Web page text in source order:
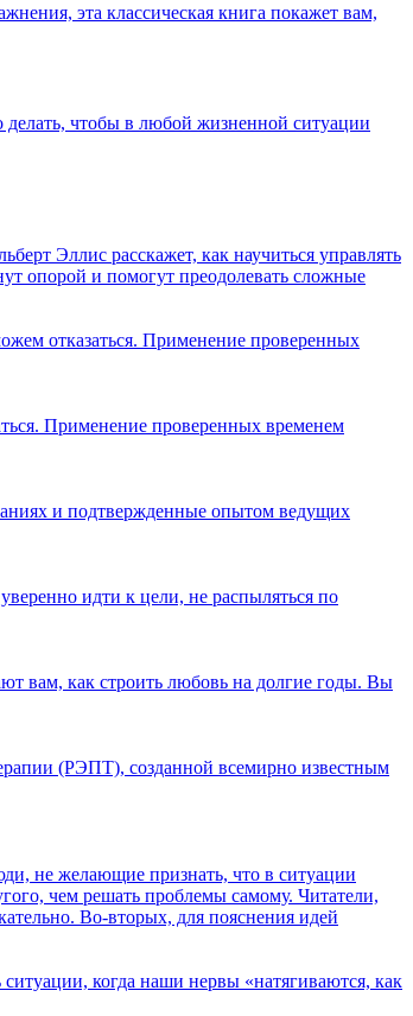
эта классическая книга покажет вам,
чтобы в любой жизненной ситуации
Эллис расскажет, как научиться управлять
опорой и помогут преодолевать сложные
отказаться. Применение проверенных
Применение проверенных временем
и подтвержденные опытом ведущих
идти к цели, не распыляться по
вам, как строить любовь на долгие годы. Вы
(РЭПТ), созданной всемирно известным
не желающие признать, что в ситуации
чем решать проблемы самому. Читатели,
Во-вторых, для пояснения идей
когда наши нервы «натягиваются, как